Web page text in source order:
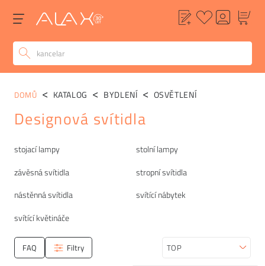
Kategorie
stojací lampy
stolní lampy
závěsná svítidla
stropní svítidla
nástěnná svítidla
svítící nábytek
svítící květináče
DOMŮ KATALOG BYDLENÍ OSVĚTLENÍ
Designová svítidla
FAQ Filtry Seřadit